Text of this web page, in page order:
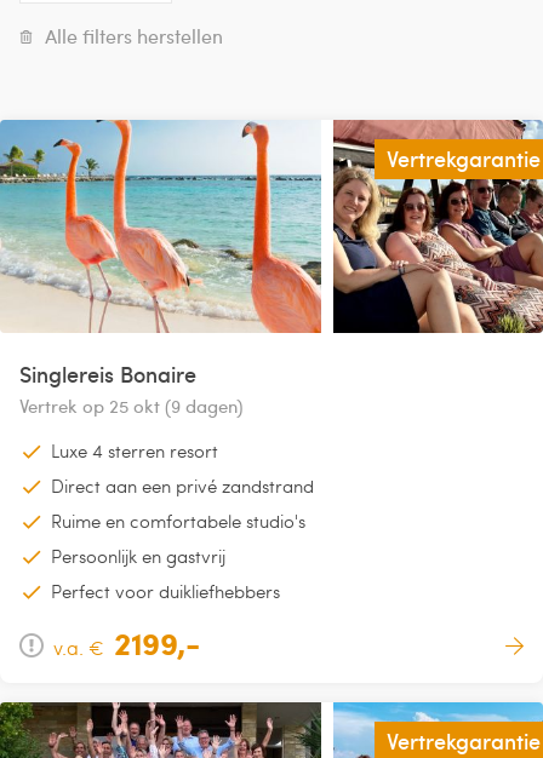
Alle filters herstellen
Vertrekgarantie
Singlereis Bonaire
Vertrek op 25 okt (9 dagen)
Luxe 4 sterren resort
Direct aan een privé zandstrand
Ruime en comfortabele studio's
Persoonlijk en gastvrij
Perfect voor duikliefhebbers
v.a. € 2199,-
Vertrekgarantie